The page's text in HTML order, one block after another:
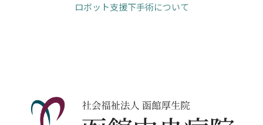
ロボット支援下手術について